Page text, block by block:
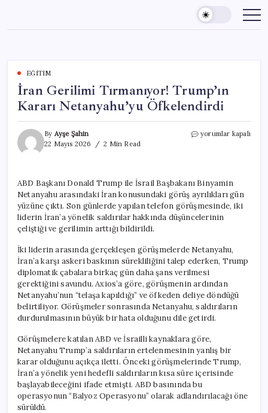
content
EĞITIM
İran Gerilimi Tırmanıyor! Trump’ın
Kararı Netanyahu’yu Öfkelendirdi
By Ayşe Şahin
22 Mayıs 2026
2 Min Read
İran
Netanyahu’yu
Öfkelendirdi
için
yorumlar kapalı
ABD Başkanı Donald Trump ile İsrail Başbakanı Binyamin
Netanyahu arasındaki İran konusundaki görüş ayrılıkları gün
yüzüne çıktı. Son günlerde yapılan telefon görüşmesinde, iki
liderin İran’a yönelik saldırılar hakkında düşüncelerinin
çeliştiği ve gerilimin arttığı bildirildi.
İki liderin arasında gerçekleşen görüşmelerde Netanyahu,
İran’a karşı askeri baskının sürekliliğini talep ederken, Trump
diplomatik çabalara birkaç gün daha şans verilmesi
gerektiğini savundu. Axios’a göre, görüşmenin ardından
Netanyahu’nun “telaşa kapıldığı” ve öfkeden deliye döndüğü
belirtiliyor. Görüşmeler sonrasında Netanyahu, saldırıların
durdurulmasının büyük bir hata olduğunu dile getirdi.
Görüşmelere katılan ABD ve İsrailli kaynaklara göre,
Netanyahu Trump’a saldırıların ertelenmesinin yanlış bir
karar olduğunu açıkça iletti. Önceki görüşmelerinde Trump,
İran’a yönelik yeni hedefli saldırıların kısa süre içerisinde
başlayabileceğini ifade etmişti. ABD basınında bu
operasyonun “Balyoz Operasyonu” olarak adlandırılacağı öne
sürüldü.